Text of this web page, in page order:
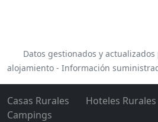
Datos gestionados y
alojamiento - Información
Casas Rurales Hoteles Rurales
Campings